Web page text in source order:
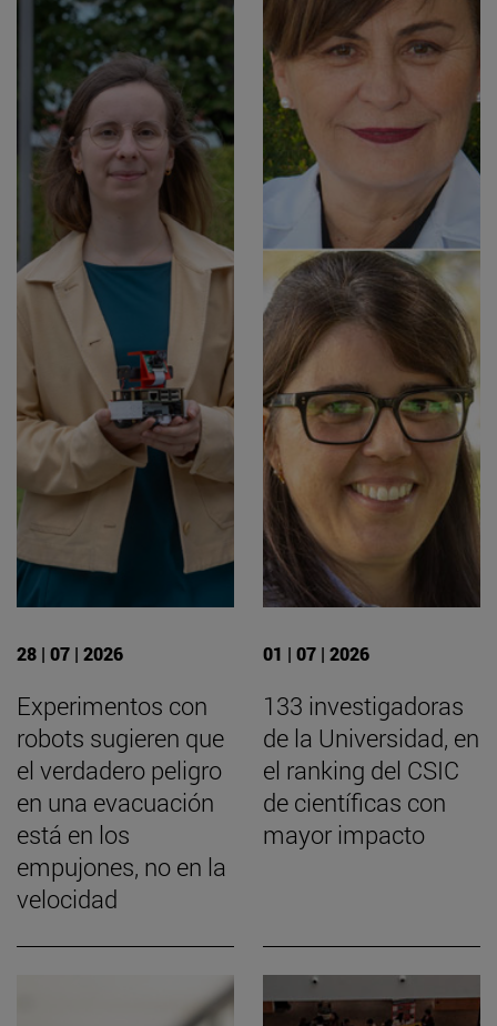
28 | 07 | 2026
Experimentos con
robots sugieren que
el verdadero peligro
en una evacuación
está en los
empujones, no en la
velocidad
01 | 07 | 2026
133 investigadoras
de la Universidad, en
el ranking del CSIC
de científicas con
mayor impacto